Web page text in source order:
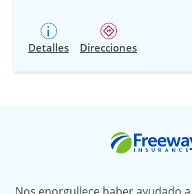
Detalles Direcciones